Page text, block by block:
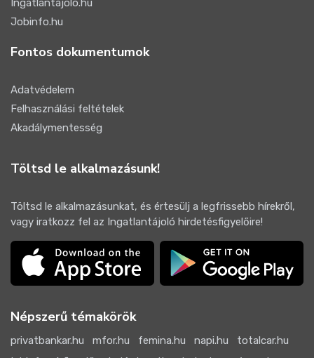
Ingatlantájoló.hu
Jobinfo.hu
Fontos dokumentumok
Adatvédelem
Felhasználási feltételek
Akadálymentesség
Töltsd le alkalmazásunk!
Töltsd le alkalmazásunkat, és értesülj a legfrissebb hírekről,
vagy iratkozz fel az Ingatlantájoló hirdetésfigyelőire!
Népszerű témakörök
privatbankar.hu mfor.hu femina.hu napi.hu
totalcar.hu